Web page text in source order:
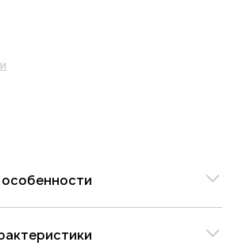
старения древесины по пласти